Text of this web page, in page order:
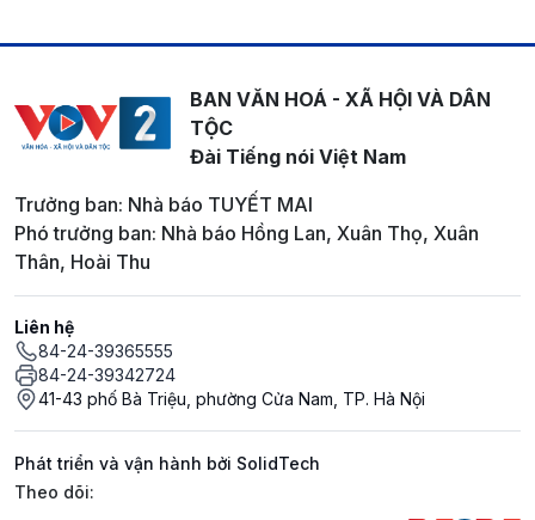
BAN VĂN HOÁ - XÃ HỘI VÀ DÂN
TỘC
Đài Tiếng nói Việt Nam
Trưởng ban: Nhà báo TUYẾT MAI
Phó trưởng ban: Nhà báo Hồng Lan, Xuân Thọ, Xuân
Thân, Hoài Thu
Liên hệ
84-24-39365555
84-24-39342724
41-43 phố Bà Triệu, phường Cửa Nam, TP. Hà Nội
Phát triển và vận hành bởi SolidTech
Mạng xã hội
Theo dõi: